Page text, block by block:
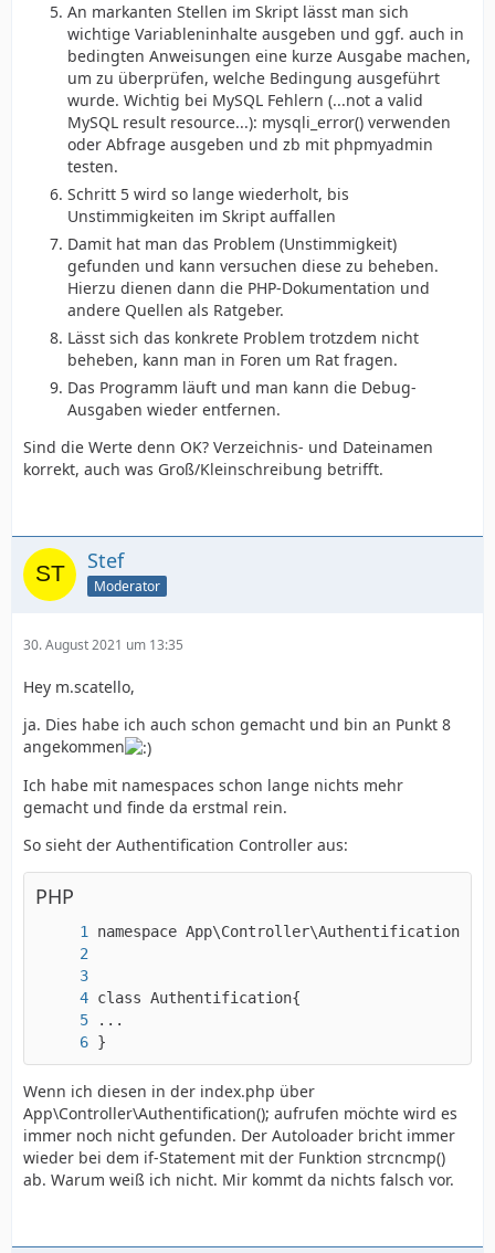
An markanten Stellen im Skript lässt man sich
wichtige Variableninhalte ausgeben und ggf. auch in
bedingten Anweisungen eine kurze Ausgabe machen,
um zu überprüfen, welche Bedingung ausgeführt
wurde. Wichtig bei MySQL Fehlern (...not a valid
MySQL result resource...): mysqli_error() verwenden
oder Abfrage ausgeben und zb mit phpmyadmin
testen.
Schritt 5 wird so lange wiederholt, bis
Unstimmigkeiten im Skript auffallen
Damit hat man das Problem (Unstimmigkeit)
gefunden und kann versuchen diese zu beheben.
Hierzu dienen dann die PHP-Dokumentation und
andere Quellen als Ratgeber.
Lässt sich das konkrete Problem trotzdem nicht
beheben, kann man in Foren um Rat fragen.
Das Programm läuft und man kann die Debug-
Ausgaben wieder entfernen.
Sind die Werte denn OK? Verzeichnis- und Dateinamen
korrekt, auch was Groß/Kleinschreibung betrifft.
Stef
Moderator
30. August 2021 um 13:35
Hey m.scatello,
ja. Dies habe ich auch schon gemacht und bin an Punkt 8
angekommen
Ich habe mit namespaces schon lange nichts mehr
gemacht und finde da erstmal rein.
So sieht der Authentification Controller aus:
PHP
}
Wenn ich diesen in der index.php über
App\Controller\Authentification(); aufrufen möchte wird es
immer noch nicht gefunden. Der Autoloader bricht immer
wieder bei dem if-Statement mit der Funktion strcncmp()
ab. Warum weiß ich nicht. Mir kommt da nichts falsch vor.